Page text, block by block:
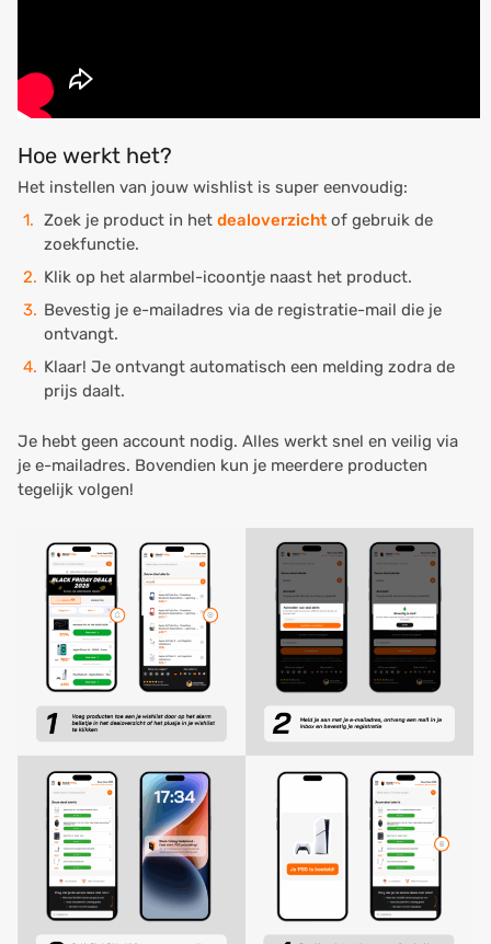
Hoe werkt het?
Het instellen van jouw wishlist is super eenvoudig:
Zoek je product in het dealoverzicht of gebruik de
zoekfunctie.
Klik op het alarmbel-icoontje naast het product.
Bevestig je e-mailadres via de registratie-mail die je
ontvangt.
Klaar! Je ontvangt automatisch een melding zodra de
prijs daalt.
Je hebt geen account nodig. Alles werkt snel en veilig via
je e-mailadres. Bovendien kun je meerdere producten
tegelijk volgen!